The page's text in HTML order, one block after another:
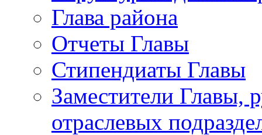
Глава района
Отчеты Главы
Стипендиаты Главы
Заместители Главы,
отраслевых